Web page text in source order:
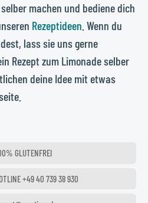
machen und bediene dich
Rezeptideen . Wenn du
lass sie uns gerne
Rezept zum Limonade selber
deine Idee mit etwas
GLUTENFREI
+49 40 739 38 930
von 10 - 20 Uhr